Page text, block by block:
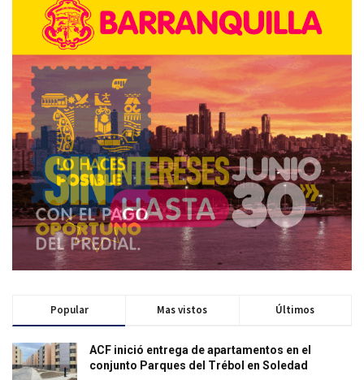
Popular Mas vistos Últimos
ACF inició entrega de apartamentos en el
conjunto Parques del Trébol en Soledad